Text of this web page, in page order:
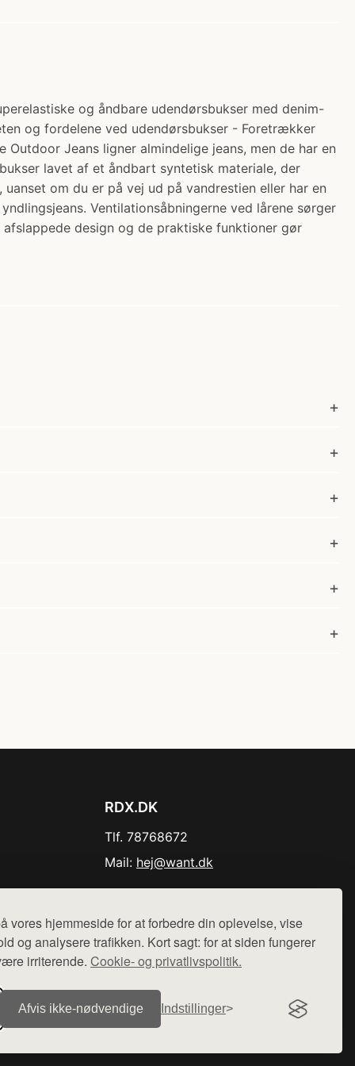
vores hjemmeside for at forbedre din oplevelse, vise
og analysere trafikken. Kort sagt: for at siden fungerer
irriterende. Cookie- og privatlivspolitik.
Afvis ikke‑nødvendige Indstillinger
og åndbare udendørsbukser med denim-
og fordelene ved udendørsbukser - Foretrækker
Jeans ligner almindelige jeans, men de har en
lavet af et åndbart syntetisk materiale, der
om du er på vej ud på vandrestien eller har en
Ventilationsåbningerne ved lårene sørger
design og de praktiske funktioner gør
RDX.DK
Tlf. 78768672
Mail: hej@want.dk
sælges ikke varer fra denne side - vi henviser til de shops,